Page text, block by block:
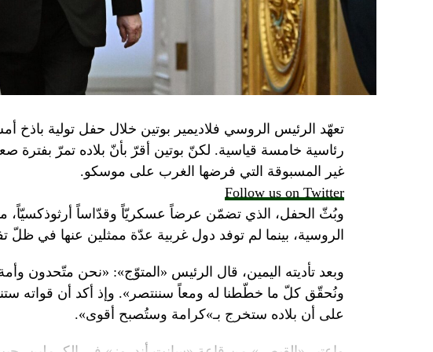
تعهّد الرئيس الروسي فلاديمير بوتين خلال حفل تولية باذخ
رئاسية خامسة قياسية. لكنّ بوتين أقرّ بأنّ بلاده تمرّ
غير المسبوقة التي فرضها الغرب على موسكو.
Follow us on Twitter
وبُثّ الحفل، الذي تضمّن عرضاً عسكريّاً وقدّاساً أرثوذكسيّاً،
الروسية، بينما لم توفد دول غربية عدّة ممثلين عنها في ظلّ
وبعد تأديته اليمين، قال الرئيس «المتوّج»: «نحن متّحدون
ونُحقّق كلّ ما خطّطنا له ومعاً سننتصر». وإذ أكد أن قواته
على أن بلاده ستخرج بـ»كرامة وستُصبح أقوى».